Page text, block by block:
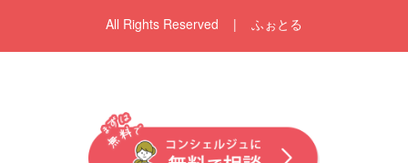
All Rights Reserved | ふぉとる